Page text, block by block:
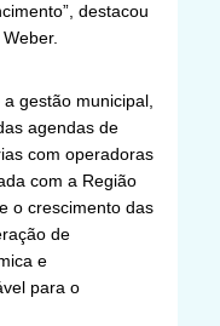
destacou
gestão municipal,
agendas de
com operadoras
com a Região
o crescimento das
de
e
para o